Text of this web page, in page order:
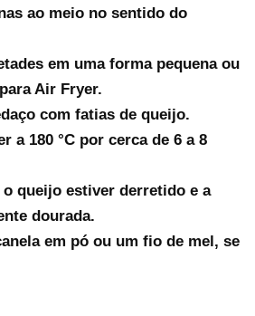
ao meio no sentido do
em uma forma pequena ou
Air Fryer.
com fatias de queijo.
a 180 °C por cerca de 6 a 8
o queijo estiver derretido e a
dourada.
em pó ou um fio de mel, se